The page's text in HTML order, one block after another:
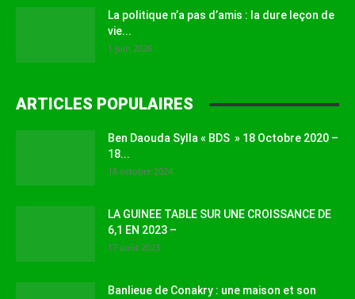
La politique n’a pas d’amis : la dure leçon de
vie...
1 juin 2026
ARTICLES POPULAIRES
Ben Daouda Sylla « BDS » 18 Octobre 2020 –
18...
18 octobre 2024
LA GUINEE TABLE SUR UNE CROISSANCE DE
6,1 EN 2023 –
17 août 2023
Banlieue de Conakry : une maison et son